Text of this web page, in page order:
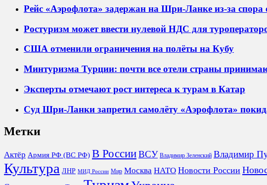
Рейс «Аэрофлота» задержан на Шри-Ланке из-за спора
Ростуризм может ввести нулевой НДС для
США отменили ограничения на полёты на Кубу
Минтуризма Турции: почти все отели страны
Эксперты отмечают рост интереса к турам в Катар
Суд Шри-Ланки запретил самолёту «Аэрофлота»
Метки
Актёр Армия РФ (ВС РФ) В РоссииВСУ Владимир Зеленский Владимир
Культура ЛНР МИД России Мир Москва НАТО Новости России